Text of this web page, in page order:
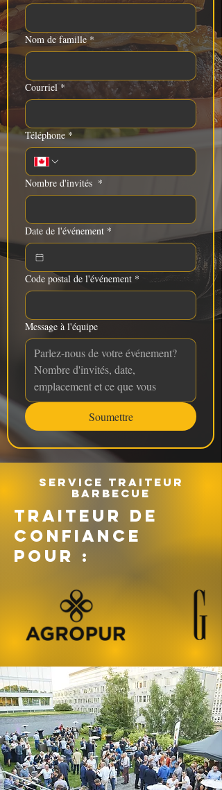
Nom de famille *
Courriel *
Téléphone *
Nombre d'invités *
Date de l'événement *
Code postal de l'événement *
Message à l'équipe
Soumettre
Service traiteur
barbecue
TRAITEUR DE
CONFIANCE
POUR :